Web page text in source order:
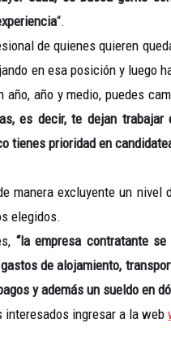
“.
de quienes quieren
en esa posición y luego
año y medio, puedes
es decir, te dejan
tienes prioridad en
manera excluyente un
elegidos.
“la empresa contratante
de alojamiento,
y además un sueldo en
interesados ingresar a la web